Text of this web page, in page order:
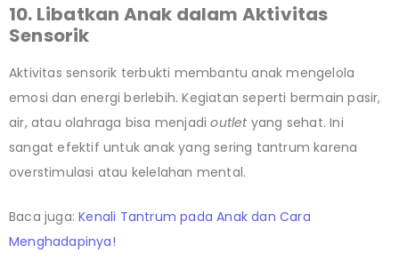
10. Libatkan Anak dalam Aktivitas
Sensorik
Aktivitas sensorik terbukti membantu anak mengelola
emosi dan energi berlebih. Kegiatan seperti bermain pasir,
air, atau olahraga bisa menjadioutletyang sehat. Ini
sangat efektif untuk anak yang sering tantrum karena
overstimulasi atau kelelahan mental.
Baca juga:Kenali Tantrum pada Anak dan Cara
Menghadapinya!